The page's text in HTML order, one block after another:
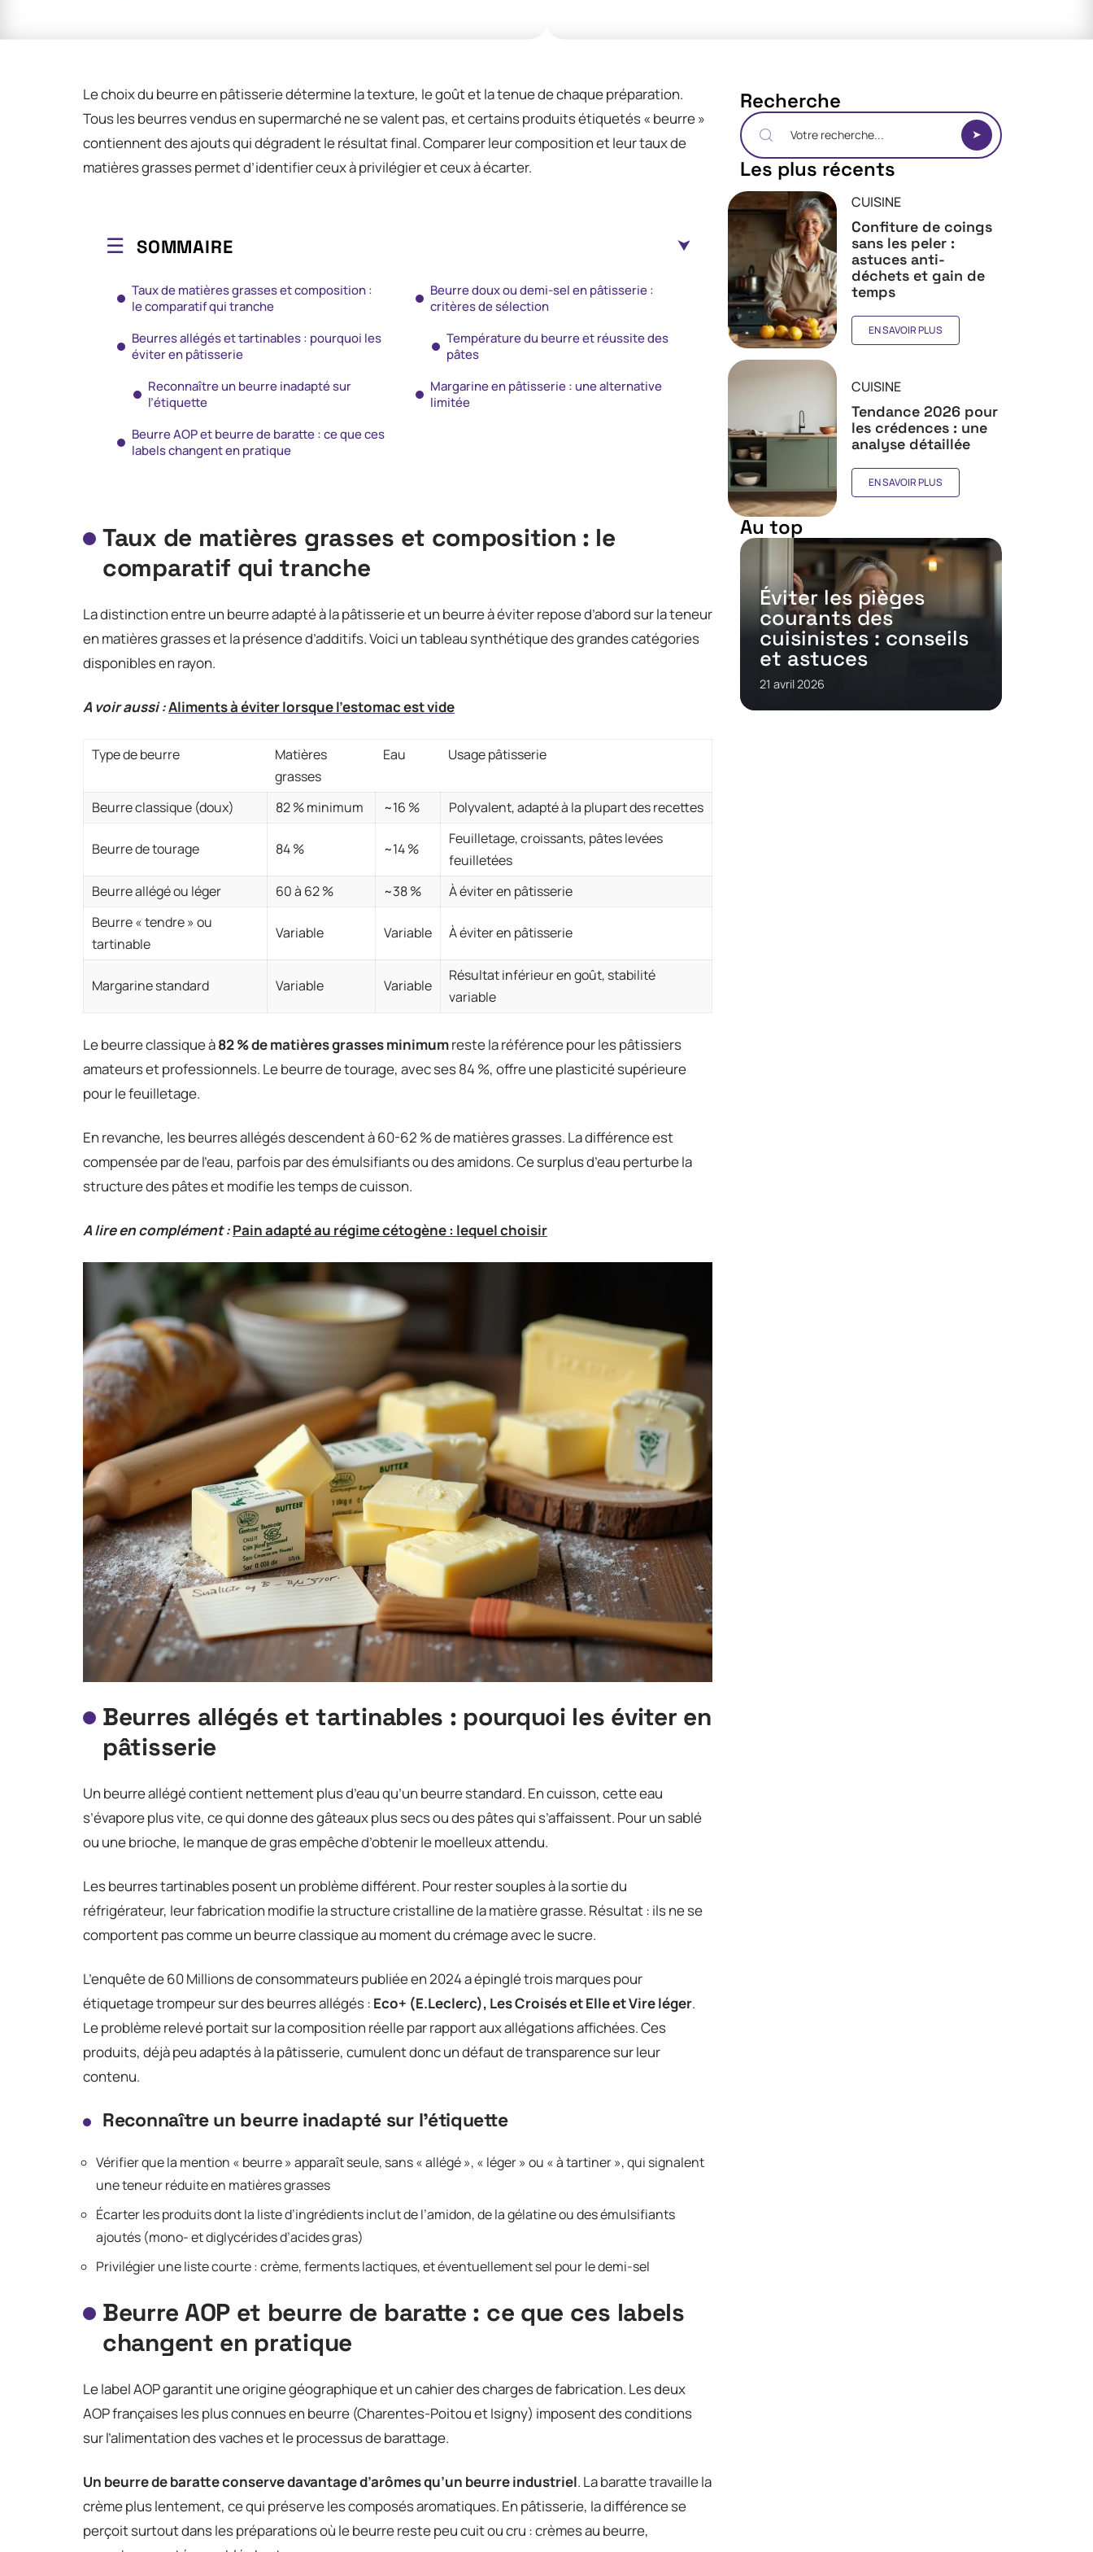
Le choix du beurre en pâtisserie détermine la texture, le goût et la tenue de chaque préparation.
Tous les beurres vendus en supermarché ne se valent pas, et certains produits étiquetés « beurre »
contiennent des ajouts qui dégradent le résultat final. Comparer leur composition et leur taux de
matières grasses permet d’identifier ceux à privilégier et ceux à écarter.
SOMMAIRE
Taux de matières grasses et composition :
le comparatif qui tranche
Beurres allégés et tartinables : pourquoi les
éviter en pâtisserie
Reconnaître un beurre inadapté sur
l’étiquette
Beurre AOP et beurre de baratte : ce que ces
labels changent en pratique
Beurre doux ou demi-sel en pâtisserie :
critères de sélection
Température du beurre et réussite des
pâtes
Margarine en pâtisserie : une alternative
limitée
Taux de matières grasses et composition : le
comparatif qui tranche
La distinction entre un beurre adapté à la pâtisserie et un beurre à éviter repose d’abord sur la teneur
en matières grasses et la présence d’additifs. Voici un tableau synthétique des grandes catégories
disponibles en rayon.
A voir aussi :Aliments à éviter lorsque l'estomac est vide
Type de beurre
Matières
grasses
Eau Usage pâtisserie
Beurre classique (doux) 82 % minimum ~16 % Polyvalent, adapté à la plupart des recettes
Beurre de tourage 84 % ~14 %
Feuilletage, croissants, pâtes levées
feuilletées
Beurre allégé ou léger
60 à 62 % ~38 %
À éviter en pâtisserie
Beurre « tendre » ou
tartinable
Variable Variable À éviter en pâtisserie
Margarine standard Variable Variable
Résultat inférieur en goût, stabilité
variable
Le beurre classique à82 % de matières grasses minimumreste la référence pour les pâtissiers
amateurs et professionnels. Le beurre de tourage, avec ses 84 %, offre une plasticité supérieure
pour le feuilletage.
En revanche, les beurres allégés descendent à 60-62 % de matières grasses. La différence est
compensée par de l’eau, parfois par des émulsifiants ou des amidons. Ce surplus d’eau perturbe la
structure des pâtes et modifie les temps de cuisson.
A lire en complément :Pain adapté au régime cétogène : lequel choisir
Beurres allégés et tartinables : pourquoi les éviter en
pâtisserie
Un beurre allégé contient nettement plus d’eau qu’un beurre standard. En cuisson, cette eau
s’évapore plus vite, ce qui donne des gâteaux plus secs ou des pâtes qui s’affaissent. Pour un sablé
ou une brioche, le manque de gras empêche d’obtenir le moelleux attendu.
Les beurres tartinables posent un problème différent. Pour rester souples à la sortie du
réfrigérateur, leur fabrication modifie la structure cristalline de la matière grasse. Résultat : ils ne se
comportent pas comme un beurre classique au moment du crémage avec le sucre.
L’enquête de 60 Millions de consommateurs publiée en 2024 a épinglé trois marques pour
étiquetage trompeur sur des beurres allégés : Eco+ (E.Leclerc), Les Croisés et Elle et Vire léger.
Le problème relevé portait sur la composition réelle par rapport aux allégations affichées. Ces
produits, déjà peu adaptés à la pâtisserie, cumulent donc un défaut de transparence sur leur
contenu.
Reconnaître un beurre inadapté sur l’étiquette
Vérifier que la mention « beurre » apparaît seule, sans « allégé », « léger » ou « à tartiner », qui signalent
une teneur réduite en matières grasses
Écarter les produits dont la liste d’ingrédients inclut de l’amidon, de la gélatine ou des émulsifiants
ajoutés (mono- et diglycérides d’acides gras)
Privilégier une liste courte : crème, ferments lactiques, et éventuellement sel pour le demi-sel
Beurre AOP et beurre de baratte : ce que ces labels
changent en pratique
Le label AOP garantit une origine géographique et un cahier des charges de fabrication. Les deux
AOP françaises les plus connues en beurre (Charentes-Poitou et Isigny) imposent des conditions
sur l’alimentation des vaches et le processus de barattage.
Un beurre de baratte conserve davantage d’arômes qu’un beurre industriel. La baratte travaille la
crème plus lentement, ce qui préserve les composés aromatiques. En pâtisserie, la différence se
perçoit surtout dans les préparations où le beurre reste peu cuit ou cru : crèmes au beurre,
Recherche
Les plus récents
CUISINE
Confiture de coings
sans les peler :
astuces anti-
déchets et gain de
temps
EN SAVOIR PLUS
CUISINE
Tendance 2026 pour
les crédences : une
analyse détaillée
EN SAVOIR PLUS
Au top
Éviter les pièges
courants des
cuisinistes : conseils
et astuces
21 avril 2026